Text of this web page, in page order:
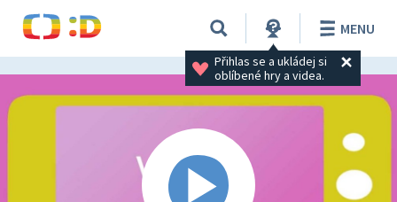
Přihlas se a ukládej si
oblíbené hry a videa.
MENU